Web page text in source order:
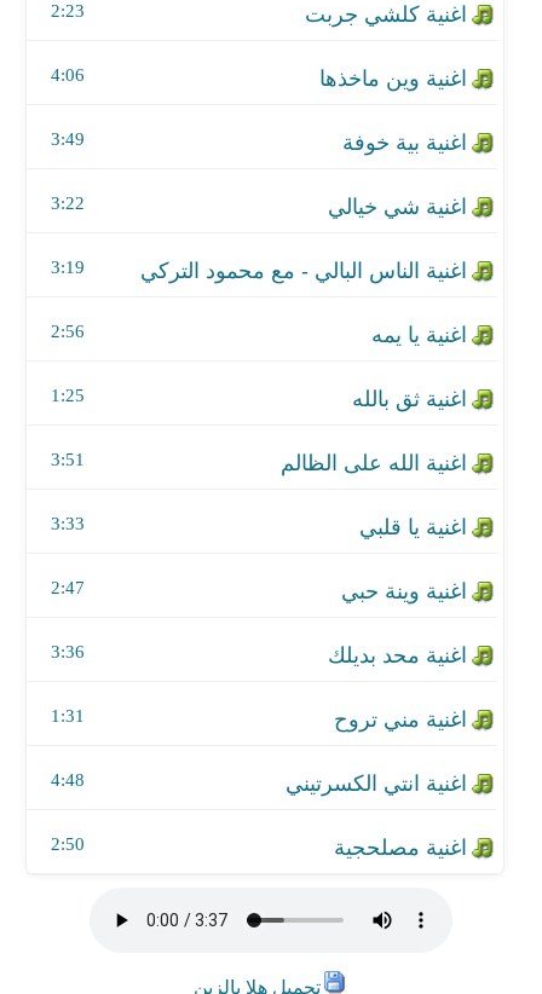
2:23
4:06
3:49
3:22
اغنية الناس البالي - مع محمود التركي
3:19
اغنية يا يمه
2:56
اغنية ثق بالله
1:25
3:51
3:33
2:47
3:36
اغنية مني تروح
1:31
اغنية انتي الكسرتيني
4:48
2:50
تحميل هلا بالزين